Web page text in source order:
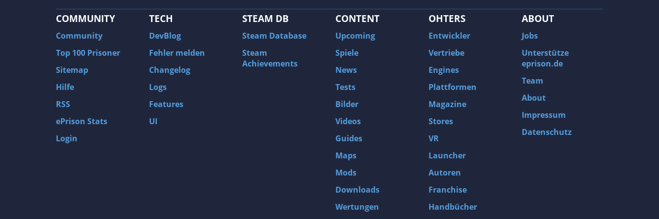
COMMUNITY
Community
Top 100 Prisoner
Sitemap
Hilfe
RSS
ePrison Stats
Login
TECH
DevBlog
Fehler melden
Changelog
Logs
Features
UI
STEAM DB
Steam Database
Steam
Achievements
CONTENT
Upcoming
Spiele
News
Tests
Bilder
Videos
Guides
Maps
Mods
Downloads
Wertungen
OHTERS
Entwickler
Vertriebe
Engines
Plattformen
Magazine
Stores
VR
Launcher
Autoren
Franchise
Handbücher
ABOUT
Jobs
Unterstütze
eprison.de
Team
About
Impressum
Datenschutz